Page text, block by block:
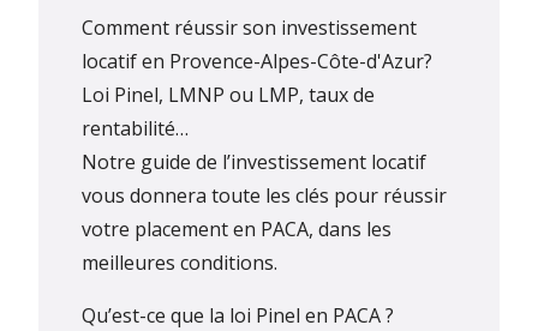
Comment réussir son investissement
locatif en Provence-Alpes-Côte-d'Azur?
Loi Pinel, LMNP ou LMP, taux de
rentabilité…
Notre guide de l’investissement locatif
vous donnera toute les clés pour réussir
votre placement en PACA, dans les
meilleures conditions.
Qu’est-ce que la loi Pinel en PACA ?